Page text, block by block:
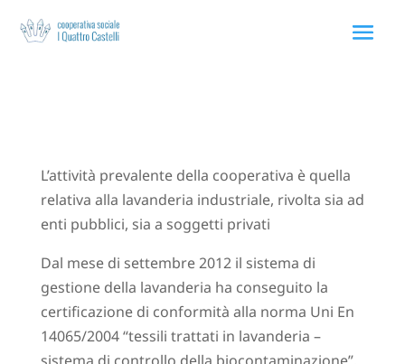
L’attività prevalente della cooperativa è quella
relativa alla lavanderia industriale, rivolta sia ad
enti pubblici, sia a soggetti privati
Dal mese di settembre 2012 il sistema di
gestione della lavanderia ha conseguito la
certificazione di conformità alla norma Uni En
14065/2004 “tessili trattati in lavanderia –